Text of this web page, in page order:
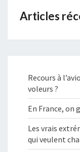
Articles
Recours à
voleurs ?
En France, on
Les vrais
qui veulent